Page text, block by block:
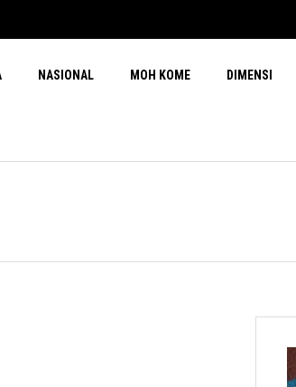
NASIONAL MOH KOME DIMENSI